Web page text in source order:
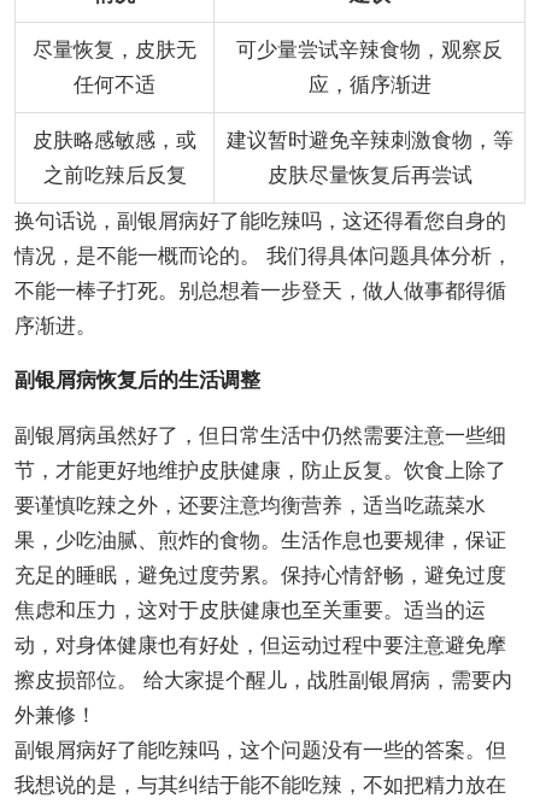
尽量恢复，皮肤无
任何不适
可少量尝试辛辣食物，观察反
应，循序渐进
皮肤略感敏感，或
之前吃辣后反复
建议暂时避免辛辣刺激食物，等
皮肤尽量恢复后再尝试
换句话说，副银屑病好了能吃辣吗，这还得看您自身的
情况，是不能一概而论的。 我们得具体问题具体分析，
不能一棒子打死。别总想着一步登天，做人做事都得循
序渐进。
副银屑病恢复后的生活调整
副银屑病虽然好了，但日常生活中仍然需要注意一些细
节，才能更好地维护皮肤健康，防止反复。饮食上除了
要谨慎吃辣之外，还要注意均衡营养，适当吃蔬菜水
果，少吃油腻、煎炸的食物。生活作息也要规律，保证
充足的睡眠，避免过度劳累。保持心情舒畅，避免过度
焦虑和压力，这对于皮肤健康也至关重要。适当的运
动，对身体健康也有好处，但运动过程中要注意避免摩
擦皮损部位。 给大家提个醒儿，战胜副银屑病，需要内
外兼修！
副银屑病好了能吃辣吗，这个问题没有一些的答案。但
我想说的是，与其纠结于能不能吃辣，不如把精力放在